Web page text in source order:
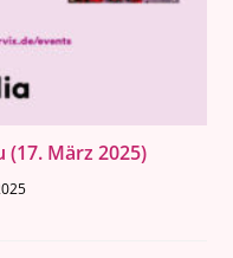
(17. März 2025)